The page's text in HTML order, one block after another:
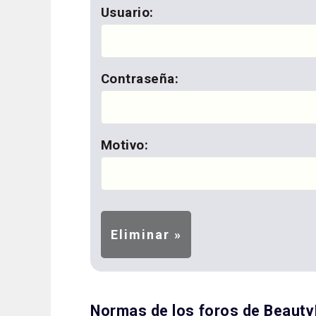
Usuario:
Contraseña:
Motivo:
Normas de los foros de